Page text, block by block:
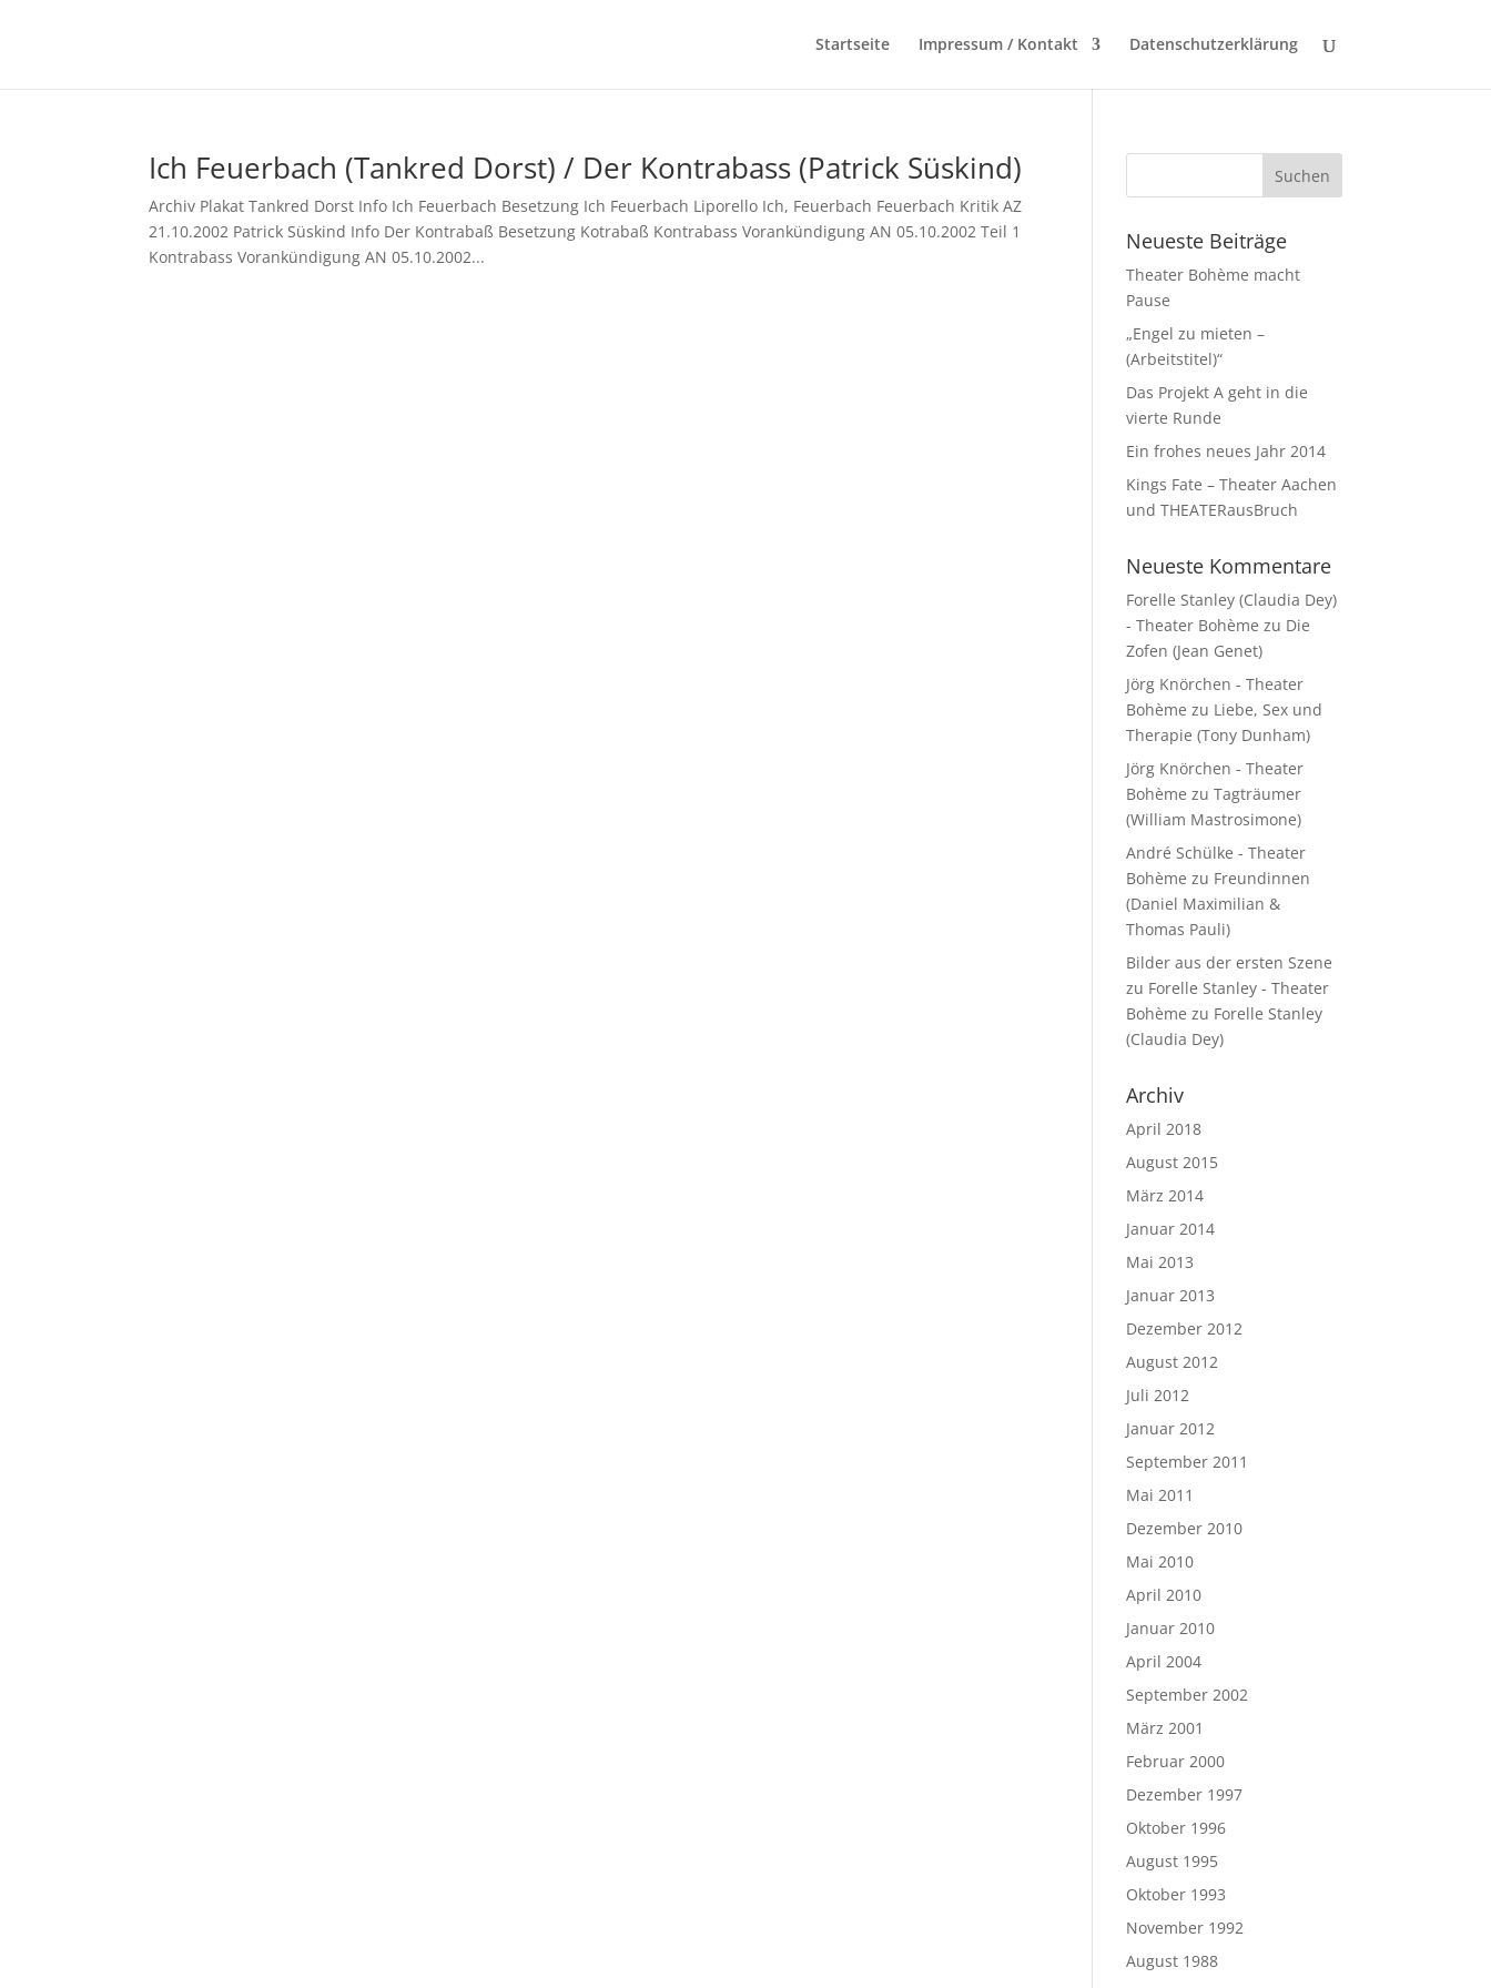
Startseite Impressum / Kontakt Datenschutzerklärung
Ich Feuerbach (Tankred Dorst) / Der Kontrabass (Patrick Süskind)
Archiv Plakat Tankred Dorst Info Ich Feuerbach Besetzung Ich Feuerbach Liporello Ich, Feuerbach Feuerbach Kritik AZ
21.10.2002 Patrick Süskind Info Der Kontrabaß Besetzung Kotrabaß Kontrabass Vorankündigung AN 05.10.2002 Teil 1
Kontrabass Vorankündigung AN 05.10.2002...
Neueste Beiträge
Theater Bohème macht
Pause
„Engel zu mieten –
(Arbeitstitel)“
Das Projekt A geht in die
vierte Runde
Ein frohes neues Jahr 2014
Kings Fate – Theater Aachen
und THEATERausBruch
Neueste Kommentare
Forelle Stanley (Claudia Dey)
- Theater Bohème zu Die
Zofen (Jean Genet)
Jörg Knörchen - Theater
Bohème zu Liebe, Sex und
Therapie (Tony Dunham)
Jörg Knörchen - Theater
Bohème zuTagträumer
(William Mastrosimone)
André Schülke - Theater
Bohème zu Freundinnen
(Daniel Maximilian &
Thomas Pauli)
Bilder aus der ersten Szene
zu Forelle Stanley - Theater
Bohème zu Forelle Stanley
(Claudia Dey)
Archiv
April 2018
August 2015
März 2014
Januar 2014
Mai 2013
Januar 2013
Dezember 2012
August 2012
Juli 2012
Januar 2012
September 2011
Mai 2011
Dezember 2010
Mai 2010
April 2010
Januar 2010
April 2004
September 2002
März 2001
Februar 2000
Dezember 1997
Oktober 1996
August 1995
Oktober 1993
November 1992
August 1988